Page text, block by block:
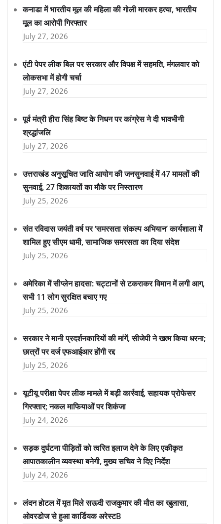
कनाडा में भारतीय मूल की महिला की गोली मारकर हत्या, भारतीय
मूल का आरोपी गिरफ्तार
July 27, 2026
एंटी पेपर लीक बिल पर सरकार और विपक्ष में सहमति, मंगलवार को
लोकसभा में होगी चर्चा
July 27, 2026
पूर्व मंत्री हीरा सिंह बिष्ट के निधन पर कांग्रेस ने दी भावभीनी
श्रद्धांजलि
July 27, 2026
उत्तराखंड अनुसूचित जाति आयोग की जनसुनवाई में 47 मामलों की
सुनवाई, 27 शिकायतों का मौके पर निस्तारण
July 25, 2026
संत रविदास जयंती वर्ष पर ‘समरसता संकल्प अभियान’ कार्यशाला में
शामिल हुए सीएम धामी, सामाजिक समरसता का दिया संदेश
July 25, 2026
अमेरिका में सीप्लेन हादसा: चट्टानों से टकराकर विमान में लगी आग,
सभी 11 लोग सुरक्षित बचाए गए
July 25, 2026
सरकार ने मानी प्रदर्शनकारियों की मांगें, सीजेपी ने खत्म किया धरना;
छात्रों पर दर्ज एफआईआर होंगी रद्द
July 25, 2026
यूटीयू परीक्षा पेपर लीक मामले में बड़ी कार्रवाई, सहायक प्रोफेसर
गिरफ्तार; नकल माफियाओं पर शिकंजा
July 24, 2026
सड़क दुर्घटना पीड़ितों को त्वरित इलाज देने के लिए एकीकृत
आपातकालीन व्यवस्था बनेगी, मुख्य सचिव ने दिए निर्देश
July 24, 2026
लंदन होटल में मृत मिले सऊदी राजकुमार की मौत का खुलासा,
ओवरडोज से हुआ कार्डियक अरेस्टB